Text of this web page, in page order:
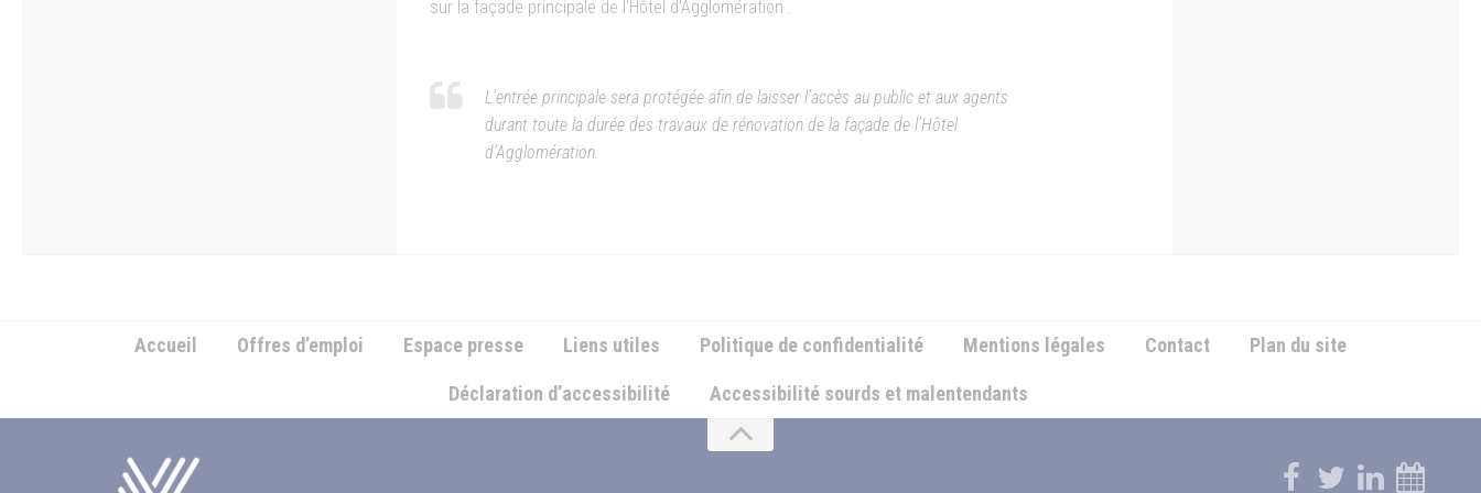
sur la façade principale de l’Hôtel d’Agglomération .
L’entrée principale sera protégée afin de laisser l’accès au public et aux agents
durant toute la durée des travaux de rénovation de la façade de l’Hôtel
d’Agglomération.
Accueil Offres d’emploi Espace presse Liens utiles Politique de confidentialité Mentions légales Contact Plan du site
Déclaration d’accessibilité Accessibilité sourds et malentendants